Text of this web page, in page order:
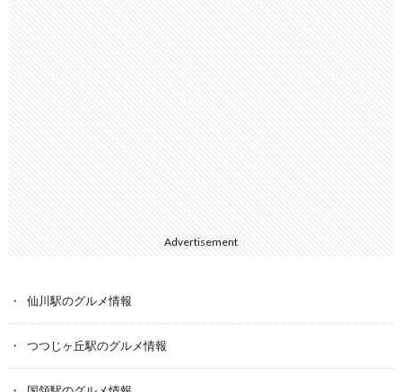
Advertisement
仙川駅のグルメ情報
つつじヶ丘駅のグルメ情報